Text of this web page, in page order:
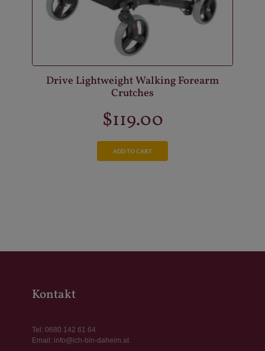
Drive Lightweight Walking Forearm
Crutches
$119.00
ADD TO CART
Kontakt
Tel: 0680 142 61 64
Email: info@ich-bin-daheim.at